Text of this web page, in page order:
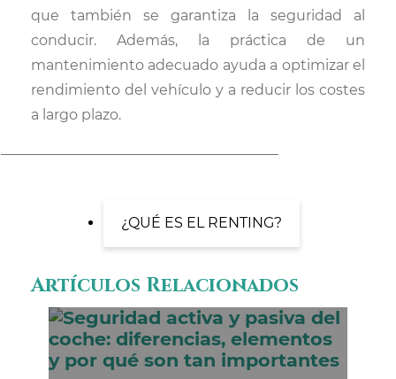
que también se garantiza la seguridad al
conducir. Además, la práctica de un
mantenimiento adecuado ayuda a optimizar el
rendimiento del vehículo y a reducir los costes
a largo plazo.
¿QUÉ ES EL RENTING?
Artículos Relacionados